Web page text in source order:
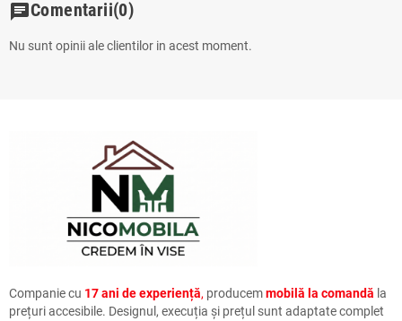
chatComentarii(0)
Nu sunt opinii ale clientilor in acest moment.
Companie cu 17 ani de experiență, producemmobilă la comandă la
prețuri accesibile. Designul, execuția și prețul sunt adaptate complet